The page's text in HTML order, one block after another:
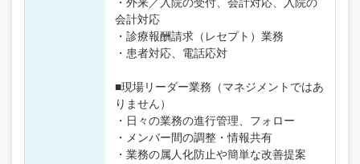
会計対応
・診療報酬請求（レセプト）業務
・患者対応、電話応対
■現場リーダー業務（マネジメントではあ
りません）
・日々の業務の進行管理、フォロー
・メンバー間の調整・情報共有
・業務の属人化防止や簡単な改善提案